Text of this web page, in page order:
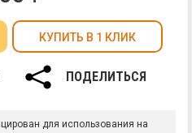
КУПИТЬ В 1 КЛИК
ПОДЕЛИТЬСЯ
для использования на